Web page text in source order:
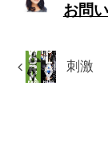
お問
刺激